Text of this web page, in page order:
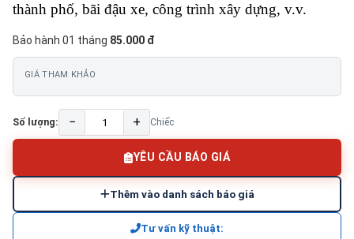
thành phố, bãi đậu xe, công trình xây dựng, v.v.
Bảo hành 01 tháng 85.000 đ
GIÁ THAM KHẢO
Số lượng: − + Chiếc
YÊU CẦU BÁO GIÁ
Thêm vào danh sách báo giá
Tư vấn kỹ thuật: